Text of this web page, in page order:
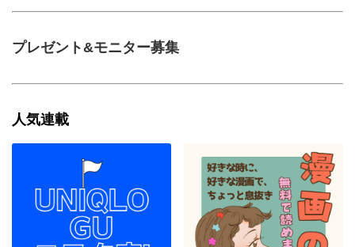
プレゼント&モニター募集
人気連載